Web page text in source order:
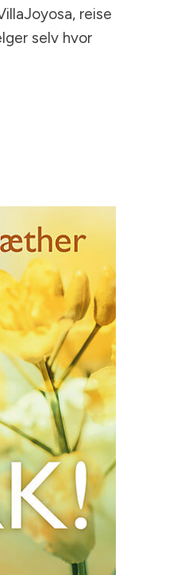
reise
selv hvor